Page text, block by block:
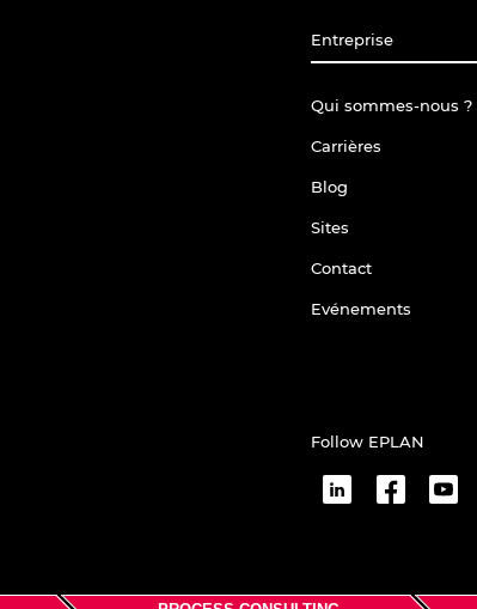
Entreprise
Qui sommes-nous ?
Carrières
Blog
Sites
Contact
Evénements
Follow EPLAN